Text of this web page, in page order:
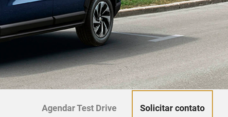
Agendar Test Drive Solicitar contato